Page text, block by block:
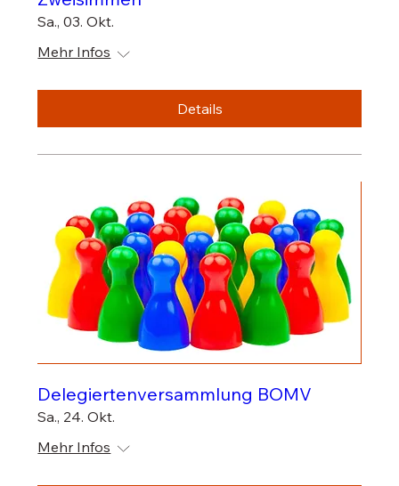
Sa., 03. Okt.
Mehr Infos
Details
Delegiertenversammlung BOMV
Sa., 24. Okt.
Mehr Infos